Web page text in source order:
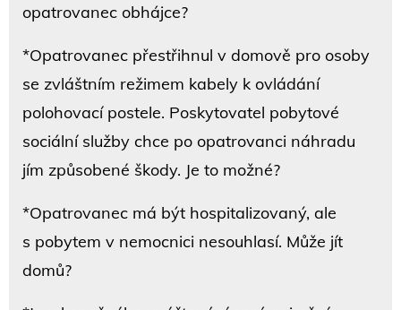
opatrovanec obhájce?
*Opatrovanec přestřihnul v domově pro osoby
se zvláštním režimem kabely k ovládání
polohovací postele. Poskytovatel pobytové
sociální služby chce po opatrovanci náhradu
jím způsobené škody. Je to možné?
*Opatrovanec má být hospitalizovaný, ale
s pobytem v nemocnici nesouhlasí. Může jít
domů?